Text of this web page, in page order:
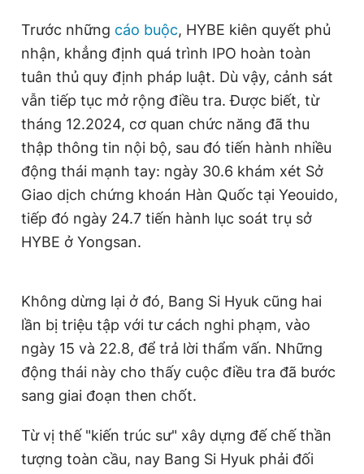
Trước những cáo buộc, HYBE kiên quyết phủ
nhận, khẳng định quá trình IPO hoàn toàn
tuân thủ quy định pháp luật. Dù vậy, cảnh sát
vẫn tiếp tục mở rộng điều tra. Được biết, từ
tháng 12.2024, cơ quan chức năng đã thu
thập thông tin nội bộ, sau đó tiến hành nhiều
động thái mạnh tay: ngày 30.6 khám xét Sở
Giao dịch chứng khoán Hàn Quốc tại Yeouido,
tiếp đó ngày 24.7 tiến hành lục soát trụ sở
HYBE ở Yongsan.
Không dừng lại ở đó, Bang Si Hyuk cũng hai
lần bị triệu tập với tư cách nghi phạm, vào
ngày 15 và 22.8, để trả lời thẩm vấn. Những
động thái này cho thấy cuộc điều tra đã bước
sang giai đoạn then chốt.
Từ vị thế "kiến trúc sư" xây dựng đế chế thần
tượng toàn cầu, nay Bang Si Hyuk phải đối